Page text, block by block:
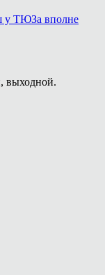
у ТЮЗа вполне
выходной.